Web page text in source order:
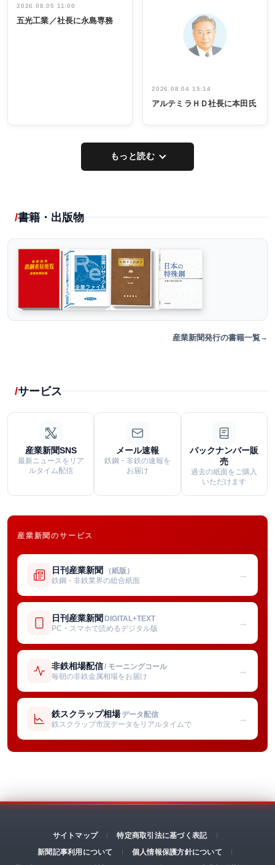
インタビュ
ー／社内ア
祝う 業界関
係者ら220人
出席
2026.08.05 11:00
五光工業／社長に永島専務
2026.08.04 15:14
アルテミラＨＤ社長に本田氏
もっと読む
書籍・出版物
産業新聞発行の書籍一覧
サービス
産業新聞SNS
最新ニュースをリア
ルタイム配信
メール速報
鉄鋼・非鉄の速報を
お届け
バックナンバー販
売
過去の紙面をご購入
いただけます
産業新聞のサービス
日刊産業新聞 （紙版）
鉄鋼・非鉄業界の総合紙面
→
日刊産業新聞 DIGITAL+TEXT
PC・スマホで読めるデジタル版
→
非鉄相場配信/ モーニングコール
毎朝の非鉄金属相場をお届け
→
鉄スクラップ相場 データ配信
鉄スクラップ市況データをリアルタイムで
→
サイトマップ
特定商取引法に基づく表記
新聞記事利用について
個人情報保護方針について